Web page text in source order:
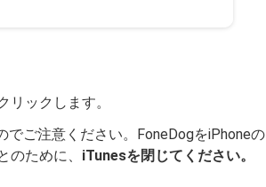
リックします。
ご注意ください。FoneDogをiPhoneの
ために、 iTunesを閉じてください。